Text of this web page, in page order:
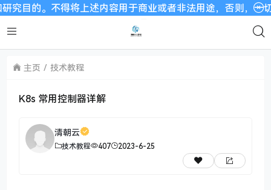
上述内容用于商业或者非法用途，否则，一切后果请用
主页 技术教程
K8s 常用控制器详解
清朝云
技术教程 407 2023-6-25